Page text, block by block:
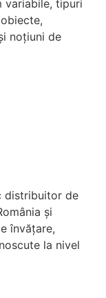
variabile, tipuri
noțiuni de
distribuitor de
și
învățare,
la nivel